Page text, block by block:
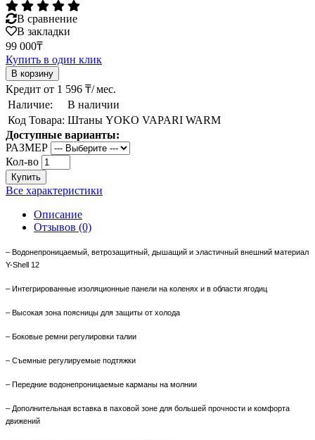
В сравнение
В закладки
99 000₸
Купить в один клик
Кредит от 1 596 ₸/ мес.
Наличие:
В наличии
Код Товара: Штаны YOKO VAPARI WARM
Доступные варианты:
РАЗМЕР
Кол-во
Купить
Все характеристики
Описание
Отзывов (0)
– Водонепроницаемый, ветрозащитный, дышащий и эластичный внешний материал
Y-Shell 12
– Интегрированные изоляционные панели на коленях и в области ягодиц
– Высокая зона поясницы для защиты от холода
– Боковые ремни регулировки талии
– Съемные регулируемые подтяжки
– Передние водонепроницаемые карманы на молнии
– Дополнительная вставка в паховой зоне для большей прочности и комфорта
движений